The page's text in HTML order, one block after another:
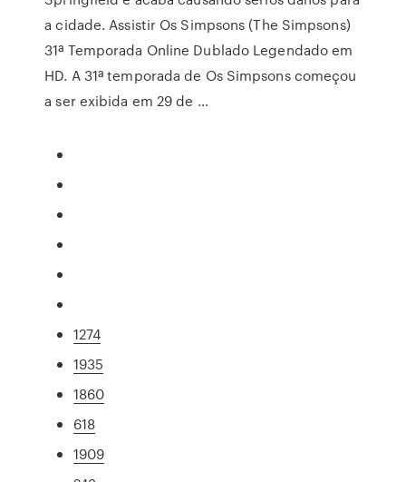
a cidade. Assistir Os Simpsons (The Simpsons)
31ª Temporada Online Dublado Legendado em
HD. A 31ª temporada de Os Simpsons começou
a ser exibida em 29 de …
1274
1935
1860
618
1909